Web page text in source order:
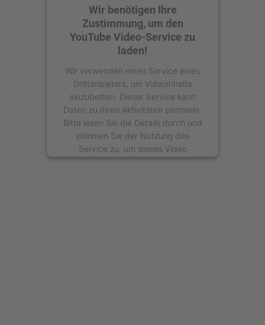
Wir benötigen Ihre
Zustimmung, um den
YouTube Video-Service zu
laden!
Wir verwenden einen Service eines
Drittanbieters, um Videoinhalte
einzubetten. Dieser Service kann
Daten zu Ihren Aktivitäten sammeln.
Bitte lesen Sie die Details durch und
stimmen Sie der Nutzung des
Service zu, um dieses Video
anzusehen.